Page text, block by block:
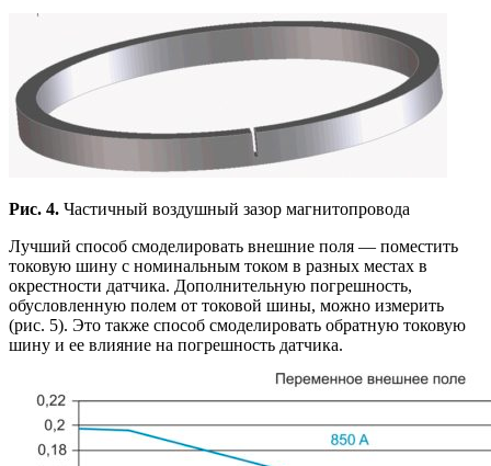
Рис. 4. Частичный воздушный зазор магнитопровода
Лучший способ смоделировать внешние поля — поместить
токовую шину с номинальным током в разных местах в
окрестности датчика. Дополнительную погрешность,
обусловленную полем от токовой шины, можно измерить
(рис. 5). Это также способ смоделировать обратную токовую
шину и ее влияние на погрешность датчика.